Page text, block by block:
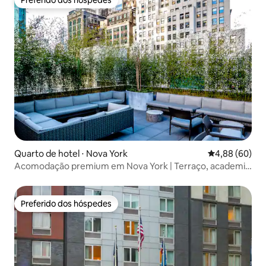
Preferido dos hóspedes
Quarto de hotel ⋅ Nova York 4,88 de uma
4,88 (60)
Acomodação premium em Nova York | Terraço, academia
Preferido dos hóspedes
Preferido dos hóspedes